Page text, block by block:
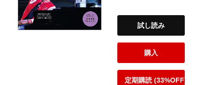
試し読み
購入
定期購読 (33%OFF)